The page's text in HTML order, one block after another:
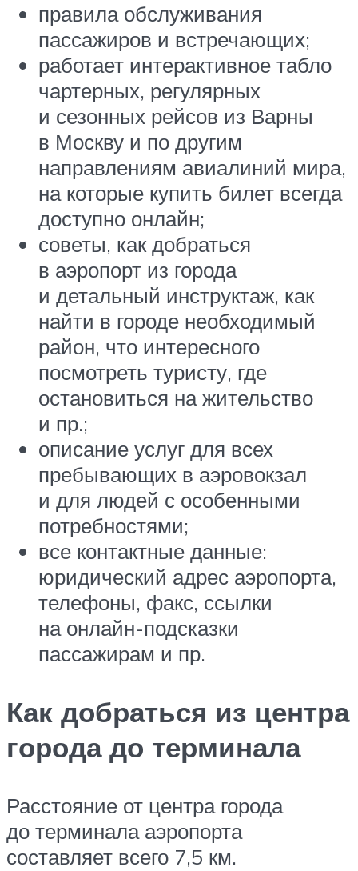
правила обслуживания
пассажиров и встречающих;
работает интерактивное табло
чартерных, регулярных
и сезонных рейсов из Варны
в Москву и по другим
направлениям авиалиний мира,
на которые купить билет всегда
доступно онлайн;
советы, как добраться
в аэропорт из города
и детальный инструктаж, как
найти в городе необходимый
район, что интересного
посмотреть туристу, где
остановиться на жительство
и пр.;
описание услуг для всех
пребывающих в аэровокзал
и для людей с особенными
потребностями;
все контактные данные:
юридический адрес аэропорта,
телефоны, факс, ссылки
на онлайн-подсказки
пассажирам и пр.
Как добраться из центра
города до терминала
Расстояние от центра города
до терминала аэропорта
составляет всего 7,5 км.